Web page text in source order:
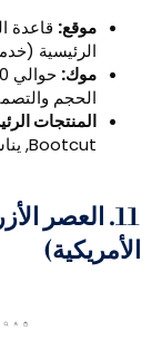
التوريد العالمية
(خدمة العلامات
حوالي
الرئيسية:جينز
الأزرق الدنيم